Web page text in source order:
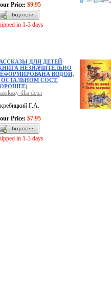
Price: $9.95
in 1-3 days
ДЛЯ ДЕТЕЙ
НЕЗНАЧИТЕЛЬНО
ВОДОЙ,
ОСТАЛЬНОМ СОСТ.
dlia detei
Г.А.
Price: $7.95
in 1-3 days